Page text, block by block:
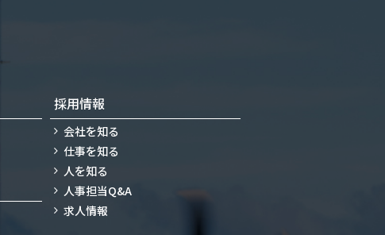
採用情報
会社を知る
仕事を知る
人を知る
人事担当Q&A
求人情報